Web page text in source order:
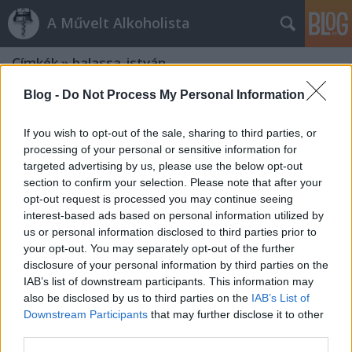
Blog - Do Not Process My Personal Information
If you wish to opt-out of the sale, sharing to third parties, or
processing of your personal or sensitive information for
targeted advertising by us, please use the below opt-out
section to confirm your selection. Please note that after your
opt-out request is processed you may continue seeing
interest-based ads based on personal information utilized by
us or personal information disclosed to third parties prior to
your opt-out. You may separately opt-out of the further
disclosure of your personal information by third parties on the
IAB’s list of downstream participants. This information may
also be disclosed by us to third parties on the IAB’s List of
Downstream Participants that may further disclose it to other
A Művelt Alkoholista
Címkék»balassa_istván
Györgykovács Imre a Borászok
Borásza
Az Alkoholisták •2012. április 14.
A borászok megválasztották a Borászok Borászát.
Idén ezt a címet Györgykovács Imre, a somlói fárosz
kapta. Györgykovács Imrét mi is a magyar borászat
kiemelkedő alakjának, Somló élő legendájának
tartjuk, és őszintén örülünk, hogy elismerik a
munkásságát. Kortalan és…
Új pince, új borok